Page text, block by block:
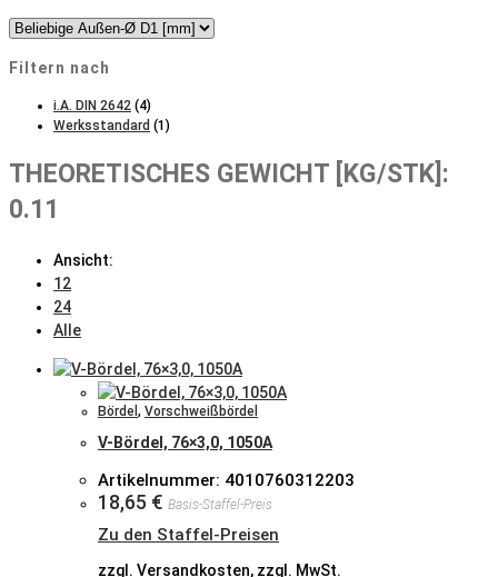
Filtern nach
i.A. DIN 2642 (4)
Werksstandard (1)
THEORETISCHES GEWICHT [KG/STK]:
0.11
Ansicht:
12
24
Alle
Bördel , Vorschweißbördel
V-Bördel, 76×3,0, 1050A
Artikelnummer: 4010760312203
18,65 € Basis-Staffel-Preis
Zu den Staffel-Preisen
zzgl. Versandkosten, zzgl. MwSt.